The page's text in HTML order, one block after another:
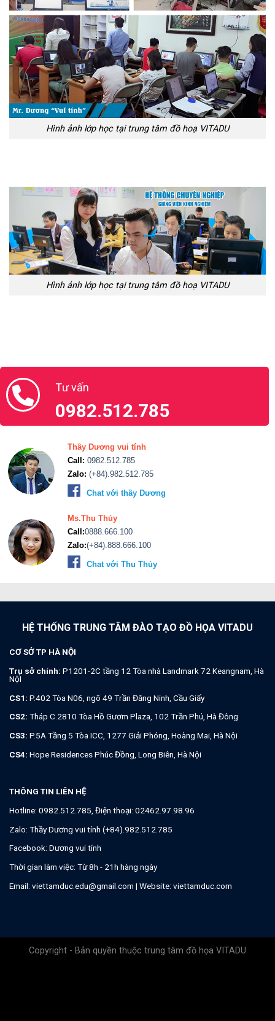
Hình ảnh lớp học tại trung tâm đồ hoạ VITADU
Hình ảnh lớp học tại trung tâm đồ hoạ VITADU
Tư vấn
0982.512.785
Thầy Dương vui tính
Call: 0982.512.785
Zalo: (+84).982.512.785
Chat với thầy Dương
Ms.Thu Thủy
Call:0888.666.100
Zalo:(+84).888.666.100
Chat với Thu Thủy
HỆ THỐNG TRUNG TÂM ĐÀO TẠO ĐỒ HỌA VITADU
CƠ SỞ TP HÀ NỘI
Trụ sở chính: P1201-2C tầng 12 Tòa nhà Landmark 72 Keangnam, Hà
NộI
CS1: P.402 Tòa N06, ngõ 49 Trần Đăng Ninh, Cầu Giấy
CS2: Tháp C.2810 Tòa Hồ Gươm Plaza, 102 Trần Phú, Hà Đông
CS3: P.5A Tầng 5 Tòa ICC, 1277 Giải Phóng, Hoàng Mai, Hà Nội
CS4: Hope Residences Phúc Đồng, Long Biên, Hà Nội
THÔNG TIN LIÊN HỆ
Hotline: 0982.512.785 , Điện thoại: 02462.97.98.96
Zalo: Thầy Dương vui tính (+84).982.512.785
Facebook: Dương vui tính
Thời gian làm việc: Từ 8h - 21h hàng ngày
Email: viettamduc.edu@gmail.com | Website: viettamduc.com
Copyright - Bản quyền thuộc trung tâm đồ họa VITADU